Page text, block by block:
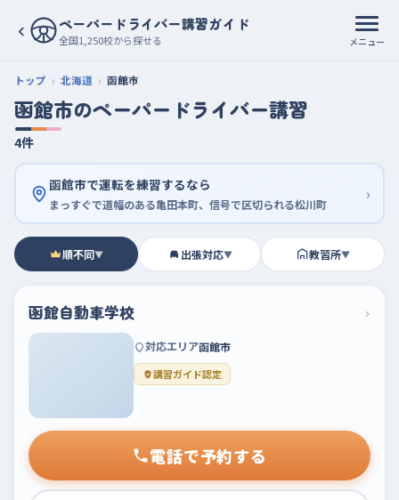
‹ ペーパードライバー講習ガイド
全国1,250校から探せる メニュー
トップ 北海道 函館市
函館市のペーパードライバー講習
4件
函館市で運転を練習するなら
まっすぐで道幅のある亀田本町、信号で区切られる松川町 ›
順不同▼ 出張対応▼ 教習所▼
函館自動車学校 ›
対応エリア函館市
講習ガイド認定
電話で予約する